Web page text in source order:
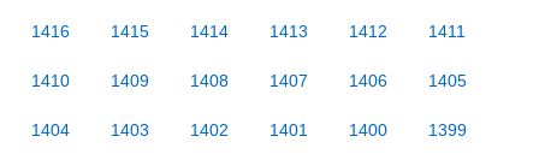
1416 1415 1414 1413 1412 1411
1410 1409 1408 1407 1406 1405
1404 1403 1402 1401 1400 1399